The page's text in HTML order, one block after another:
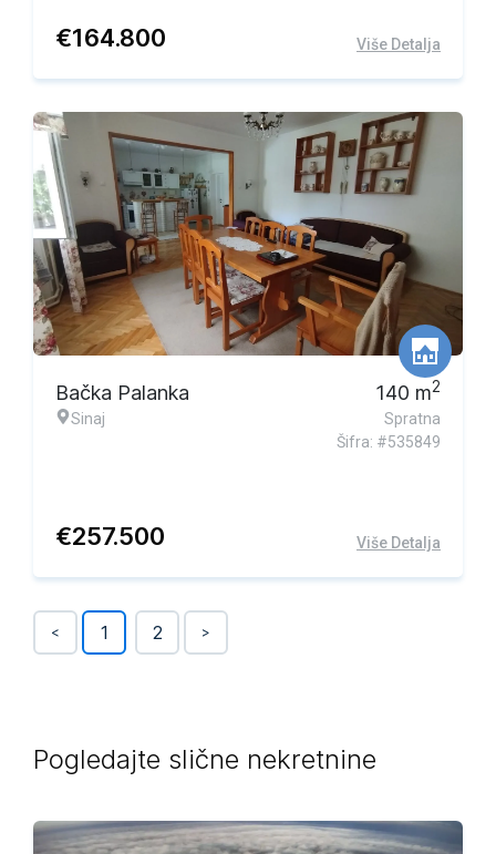
€164.800 Više Detalja
Bačka Palanka
Sinaj
140 m2
Spratna
Šifra: #535849
€257.500 Više Detalja
< 1 2 >
Pogledajte slične nekretnine